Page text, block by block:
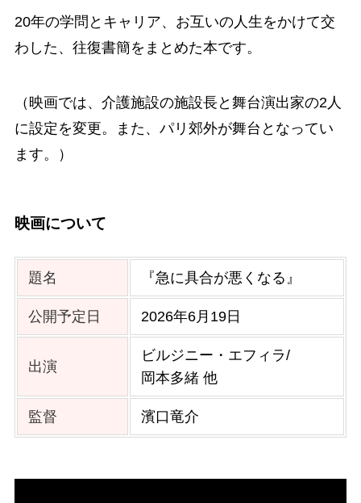
20年の学問とキャリア、お互いの人生をかけて交
わした、往復書簡をまとめた本です。
（映画では、介護施設の施設長と舞台演出家の2人
に設定を変更。また、パリ郊外が舞台となってい
ます。）
映画について
題名 『急に具合が悪くなる』
公開予定日 2026年6月19日
出演
ビルジニー・エフィラ/
岡本多緒 他
監督 濱口竜介